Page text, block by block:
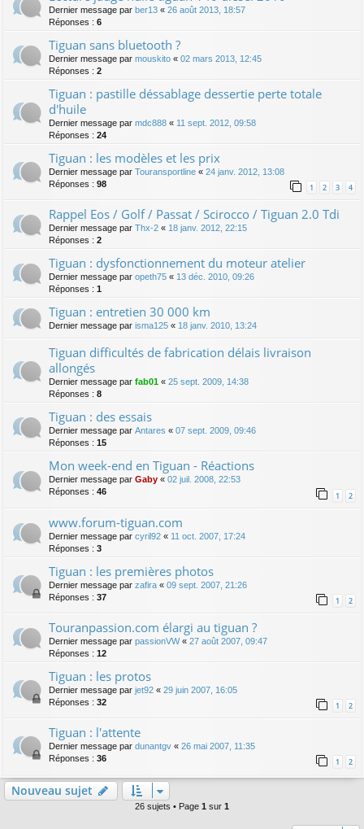
Dernier message par ber13 « 26 août 2013, 18:57
Réponses : 6
Tiguan sans bluetooth ?
Dernier message par mouskito « 02 mars 2013, 12:45
Réponses : 2
Tiguan : pastille déssablage dessertie perte totale
d'huile
Dernier message par mdc888 « 11 sept. 2012, 09:58
Réponses : 24
Tiguan : les modèles et les prix
Dernier message par Touransportline « 24 janv. 2012, 13:08
Réponses : 98 1 2 3 4
Rappel Eos / Golf / Passat / Scirocco / Tiguan 2.0 Tdi
Dernier message par Thx-2 « 18 janv. 2012, 22:15
Réponses : 2
Tiguan : dysfonctionnement du moteur atelier
Dernier message par opeth75 « 13 déc. 2010, 09:26
Réponses : 1
Tiguan : entretien 30 000 km
Dernier message par isma125 « 18 janv. 2010, 13:24
Tiguan difficultés de fabrication délais livraison
allongés
Dernier message par fab01 « 25 sept. 2009, 14:38
Réponses : 8
Tiguan : des essais
Dernier message par Antares « 07 sept. 2009, 09:46
Réponses : 15
Mon week-end en Tiguan - Réactions
Dernier message par Gaby « 02 juil. 2008, 22:53
Réponses : 46 1 2
www.forum-tiguan.com
Dernier message par cyril92 « 11 oct. 2007, 17:24
Réponses : 3
Tiguan : les premières photos
Dernier message par zafira « 09 sept. 2007, 21:26
Réponses : 37 1 2
Touranpassion.com élargi au tiguan ?
Dernier message par passionVW« 27 août 2007, 09:47
Réponses : 12
Tiguan : les protos
Dernier message par jet92 « 29 juin 2007, 16:05
Réponses : 32 1 2
Tiguan : l'attente
Dernier message par dunantgv « 26 mai 2007, 11:35
Réponses : 36 1 2
Nouveau sujet
26 sujets • Page 1 sur 1